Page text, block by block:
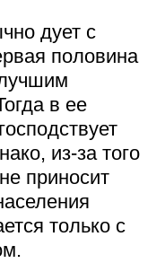
дует с
половина
в ее
из-за того
приносит
только с